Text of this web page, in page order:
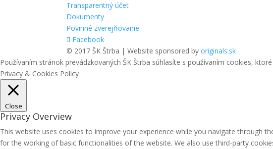
Transparentný účet
Dokumenty
Povinné zverejňovanie
Facebook
© 2017 ŠK Štrba | Website sponsored byoriginals.sk
Používaním stránok prevádzkovaných ŠK Štrba súhlasíte s používaním cookies,
Privacy & Cookies Policy
Close
Privacy Overview
This website uses cookies to improve your experience while you navigate through
for the working of basic functionalities of the website. We also use third-party